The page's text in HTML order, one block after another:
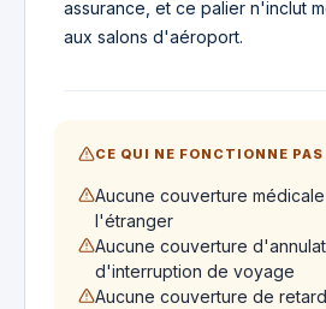
assurance, et ce palier n'inclut
aux salons d'aéroport.
CE QUI NE FONCTIONNE PAS
Aucune couverture
l'étranger
Aucune couverture
d'interruption de voyage
Aucune couverture de